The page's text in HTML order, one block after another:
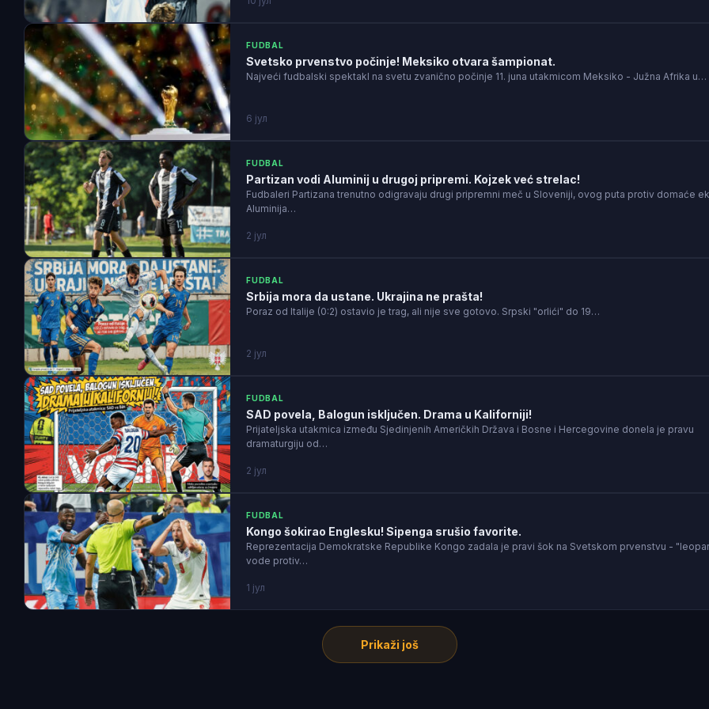
FUDBAL
Svetsko prvenstvo počinje! Meksiko otvara šampionat.
Najveći fudbalski spektakl na svetu zvanično počinje 11. juna utakmicom Meksiko - Južna Afrika u…
6 јул
FUDBAL
Partizan vodi Aluminij u drugoj pripremi. Kojzek već strelac!
Fudbaleri Partizana trenutno odigravaju drugi pripremni meč u Sloveniji, ovog puta protiv domaće
Aluminija…
2 јул
FUDBAL
Srbija mora da ustane. Ukrajina ne prašta!
Poraz od Italije (0:2) ostavio je trag, ali nije sve gotovo. Srpski "orlići" do 19…
2 јул
FUDBAL
SAD povela, Balogun isključen. Drama u Kaliforniji!
Prijateljska utakmica između Sjedinjenih Američkih Država i Bosne i Hercegovine donela je pravu
dramaturgiju od…
2 јул
FUDBAL
Kongo šokirao Englesku! Sipenga srušio favorite.
Reprezentacija Demokratske Republike Kongo zadala je pravi šok na Svetskom prvenstvu -
vode protiv…
1 јул
Prikaži još